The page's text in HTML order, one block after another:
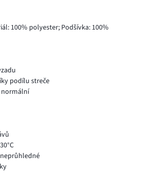
100% polyester; Podšívka: 100%
podílu streče
neprůhledné